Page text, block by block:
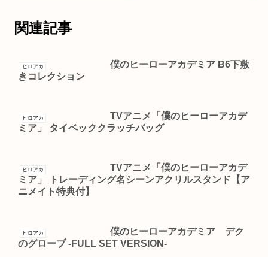
関連記事
ヒロアカ
僕のヒーローアカデミア B6下敷
きコレクション
ヒロアカ
TVアニメ「僕のヒーローアカデ
ミア」 タイベッククラッチバッグ
ヒロアカ
TVアニメ「僕のヒーローアカデ
ミア」 トレーディング名シーンアクリルスタンド【ア
ニメイト特典付】
ヒロアカ
僕のヒーローアカデミア デク
のグローブ -FULL SET VERSION-